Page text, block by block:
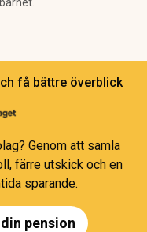
få bättre överblick
Genom att samla
färre utskick och en
sparande.
pension